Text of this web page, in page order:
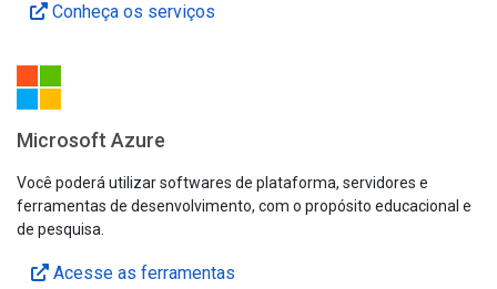
Conheça os serviços
Microsoft Azure
Você poderá utilizar softwares de plataforma, servidores e
ferramentas de desenvolvimento, com o propósito educacional e
de pesquisa.
Acesse as ferramentas